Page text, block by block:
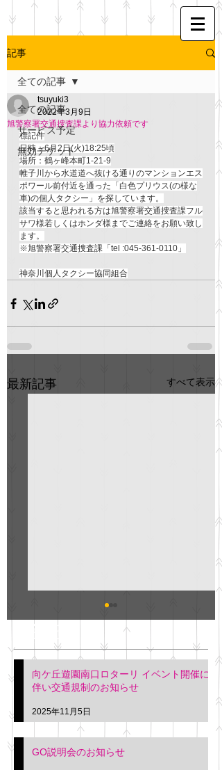
記事
全ての記事
サービス予定
無効チケット
全ての記事
旭警察署交通捜査課より協力依頼です
tsuyuki3
2022年3月9日
標記件
日時：6月2日(火)18:25頃
場所：鶴ヶ峰本町1-21-9
帷子川から水道道へ抜ける通りのマンションエス
ポワール前付近を通った「白色プリウス(の様な
車)の個人タクシー」を探しています。
該当すると思われる方は旭警察署交通捜査課フル
サワ様若しくはホンダ様までご連絡をお願い致し
ます。
※旭警察署交通捜査課「tel :045-361-0110」
神奈川個人タクシー協同組合
最新記事 すべて表示
明日(11月6日)午後3時～5
階会議室にてGOの説明会
を行います。 神奈川個人
タクシー協同組合 専務 佐
久間
最新記事
向ケ丘遊園南口ロターリ イベント開催に
伴い交通規制のお知らせ
2025年11月5日
GO説明会のお知らせ